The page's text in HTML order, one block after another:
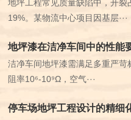
地坪工程常见质量缺陷中，开
19%。某物流中心项目因基层···
地坪漆在洁净车间中的性能
洁净车间地坪漆需满足多重严
阻率10⁶-10⁹Ω，空气···
停车场地坪工程设计的精细